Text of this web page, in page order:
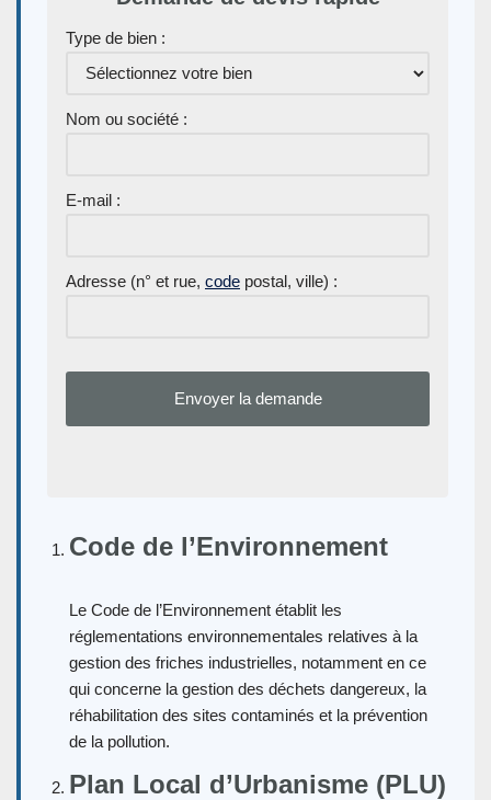
Type de bien :
Nom ou société :
E-mail :
Adresse (n° et rue, code postal, ville) :
Code de l’Environnement
Le Code de l’Environnement établit les
réglementations environnementales relatives à la
gestion des friches industrielles, notamment en ce
qui concerne la gestion des déchets dangereux, la
réhabilitation des sites contaminés et la prévention
de la pollution.
Plan Local d’Urbanisme (PLU)